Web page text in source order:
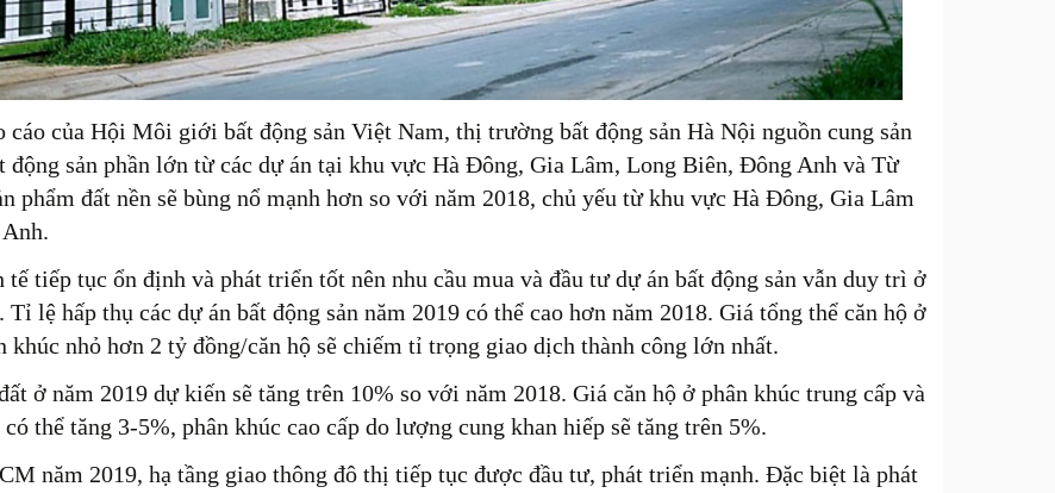
cáo của Hội Môi giới bất động sản Việt Nam, thị trường bất động sản Hà Nội nguồn cung sản
động sản phần lớn từ các dự án tại khu vực Hà Đông, Gia Lâm, Long Biên, Đông Anh và Từ
phẩm đất nền sẽ bùng nổ mạnh hơn so với năm 2018, chủ yếu từ khu vực Hà Đông, Gia Lâm
tế tiếp tục ổn định và phát triển tốt nên nhu cầu mua và đầu tư dự án bất động sản vẫn duy trì ở
Tỉ lệ hấp thụ các dự án bất động sản năm 2019 có thể cao hơn năm 2018. Giá tổng thể căn hộ ở
khúc nhỏ hơn 2 tỷ đồng/căn hộ sẽ chiếm tỉ trọng giao dịch thành công lớn nhất.
ở năm 2019 dự kiến sẽ tăng trên 10% so với năm 2018. Giá căn hộ ở phân khúc trung cấp và
thể tăng 3-5%, phân khúc cao cấp do lượng cung khan hiếp sẽ tăng trên 5%.
năm 2019, hạ tầng giao thông đô thị tiếp tục được đầu tư, phát triển mạnh. Đặc biệt là phát